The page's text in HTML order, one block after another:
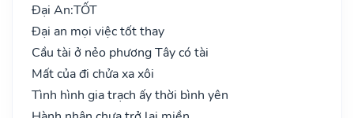
Đại An:TỐT
Đại an mọi việc tốt thay
Cầu tài ở nẻo phương Tây có tài
Mất của đi chửa xa xôi
Tình hình gia trạch ấy thời bình yên